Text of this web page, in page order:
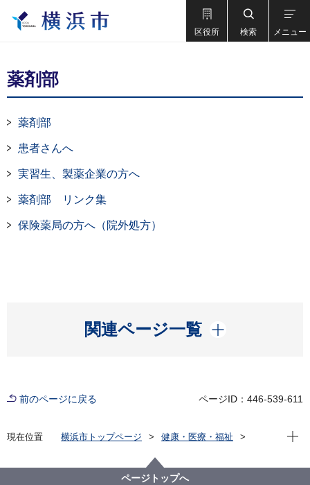
区役所 検索 メニュー
薬剤部
薬剤部
患者さんへ
実習生、製薬企業の方へ
薬剤部 リンク集
保険薬局の方へ（院外処方）
関連ページ一覧
開く
前のページに戻る ページID：446-539-611
現在位置 横浜市トップページ
健康・医療・福祉
横浜市立脳卒中・神経脊椎センター
診療科・各部門のご案内
薬剤部
現在
ページトップへ